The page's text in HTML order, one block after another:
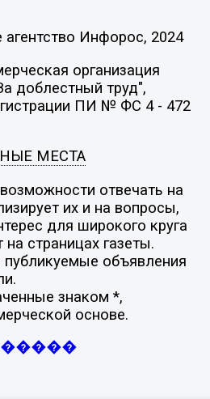
Инфорос, 2024
организация
доблестный труд",
ПИ № ФС 4 - 472
МЕСТА
отвечать на
их и на вопросы,
для широкого круга
на страницах газеты.
публикуемые объявления
знаком *,
основе.